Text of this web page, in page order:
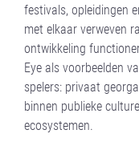
festivals, opleidingen
met elkaar verweven
ontwikkeling
Eye als voorbeelden
spelers: privaat
binnen publieke
ecosystemen.